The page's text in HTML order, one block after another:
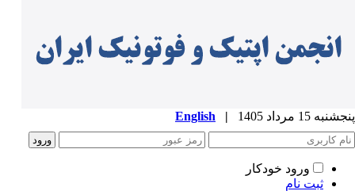
15 مرداد 1405 |
English
ورود خودکار
ثبت نام